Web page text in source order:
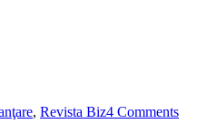
, Revista Biz4 Commentson